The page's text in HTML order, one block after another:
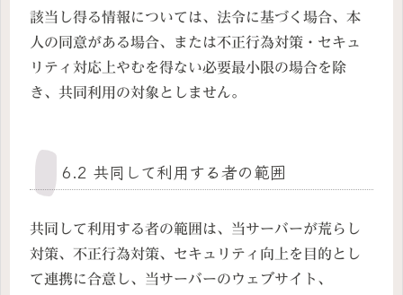
該当し得る情報については、法令に基づく場合、本
人の同意がある場合、または不正行為対策・セキュ
リティ対応上やむを得ない必要最小限の場合を除
き、共同利用の対象としません。
6.2 共同して利用する者の範囲
共同して利用する者の範囲は、当サーバーが荒らし
対策、不正行為対策、セキュリティ向上を目的とし
て連携に合意し、当サーバーのウェブサイト、